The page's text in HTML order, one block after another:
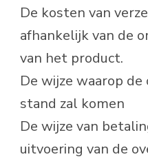
De kosten van
afhankelijk van de
van het product.
De wijze waarop
stand zal komen
De wijze van
uitvoering van de